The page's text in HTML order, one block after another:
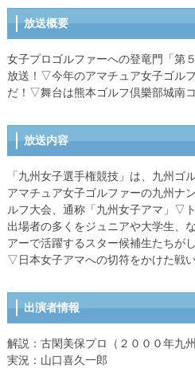
放送概要
女子プロゴルファーへの登竜門「第
放送！▽今年のアマチュア女子ゴル
だ！▽舞台は熊本ゴルフ倶樂部城南コ
放送内容
「九州女子選手権競技」は、九州ゴ
アマチュア女子ゴルファーの九州ナ
ルフ大会、通称「九州女子アマ」▽
出場者の多くをジュニアや大学生、
アーで活躍するスター候補生たちが
▽日本女子アマへの切符をかけた戦
出演者情報
解説：古閑美保プロ（２０００年九
実況：山口喜久一郎